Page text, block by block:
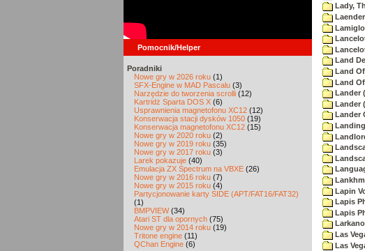
Pomocnik/Helper
Poradniki
Nowe gry w 2026 roku (1)
SFX-Engine w MAD Pascalu (3)
Narzędzie do tworzenia scrolli (12)
Kartridż Sparta DOS X (6)
Usprawnienia magnetofonu XC12 (12)
Konserwacja stacji dysków 1050 (19)
Konserwacja magnetofonu XC12 (15)
Nowe gry w 2020 roku (2)
Nowe gry w 2019 roku (35)
Nowe gry w 2017 roku (3)
Larek pokazuje (40)
Emulacja ZX Spectrum na VBXE (26)
Nowe gry w 2016 roku (7)
Nowe gry w 2015 roku (4)
Partycjonowanie karty SIDE (APT/FAT16/FAT32)
(1)
BMPVIEW(34)
Atari ST dla opornych (75)
Nowe gry w 2014 roku (19)
Tritone engine (11)
QChan Engine (6)
Lady,
Land
Land
Land
Lander
Lander
Lander
Landing
Lapin
Lapis
Lapis
Las
Las